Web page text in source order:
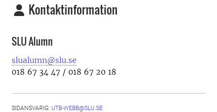
Kontaktinformation
SLU Alumn
slualumn@slu.se
018 67 34 47 / 018 67 20 18
SIDANSVARIG: UTB-WEBB@SLU.SE